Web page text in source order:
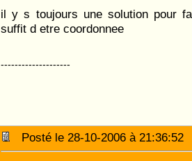
il y s toujours une solution pour
suffit d etre coordonnee
--------------------
Posté le 28-10-2006 à